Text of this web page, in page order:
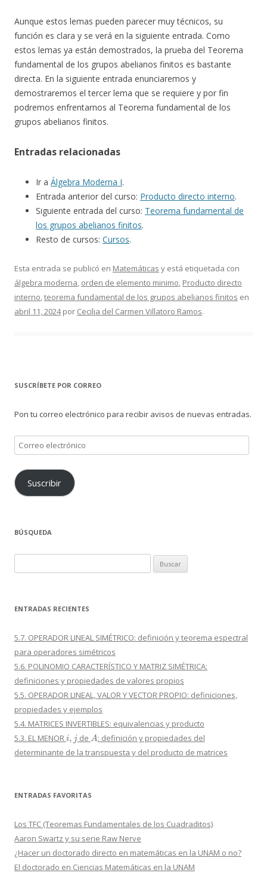
Aunque estos lemas pueden parecer muy técnicos, su
función es clara y se verá en la siguiente entrada. Como
estos lemas ya están demostrados, la prueba del Teorema
fundamental de los grupos abelianos finitos es bastante
directa. En la siguiente entrada enunciaremos y
demostraremos el tercer lema que se requiere y por fin
podremos enfrentarnos al Teorema fundamental de los
grupos abelianos finitos.
Entradas relacionadas
Ir a Álgebra Moderna I.
Entrada anterior del curso: Producto directo interno.
Siguiente entrada del curso: Teorema fundamental de
los grupos abelianos finitos.
Resto de cursos: Cursos.
Esta entrada se publicó en Matemáticas y está etiquetada con
álgebra moderna, orden de elemento minimo, Producto directo
interno,teorema fundamental de los grupos abelianos finitos en
abril 11, 2024por Cecilia del Carmen Villatoro Ramos.
SUSCRÍBETE POR CORREO
Pon tu correo electrónico para recibir avisos de nuevas entradas.
Correo
electrónico
Suscribir
BÚSQUEDA
ENTRADAS RECIENTES
5.7. OPERADOR LINEAL SIMÉTRICO: definición y teorema espectral
para operadores simétricos
5.6. POLINOMIO CARACTERÍSTICO Y MATRIZ SIMÉTRICA:
definiciones y propiedades de valores propios
5.5. OPERADOR LINEAL, VALOR Y VECTOR PROPIO: definiciones,
propiedades y ejemplos
5.4. MATRICES INVERTIBLES: equivalencias y producto
5.3. EL MENORi,j de A: definición y propiedades del
determinante de la transpuesta y del producto de matrices
ENTRADAS FAVORITAS
Los TFC (Teoremas Fundamentales de los Cuadraditos)
Aaron Swartz y su serie Raw Nerve
¿Hacer un doctorado directo en matemáticas en la UNAM o no?
El doctorado en Ciencias Matemáticas en la UNAM